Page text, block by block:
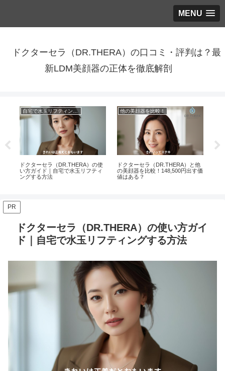
MENU
ドクターセラ（DR.THERA）の口コミ・評判は？最
新LDM美顔器の正体を徹底解剖
自宅で水玉リフティングする方法
ドクターセラ（DR.THERA）の使
い方ガイド｜自宅で水玉リフティ
ングする方法
他の美顔器を比較！
ドクターセラ（DR.THERA）と他
の美顔器を比較！148,500円出す価
値はある？
PR
ドクターセラ（DR.THERA）の使い方ガイ
ド｜自宅で水玉リフティングする方法